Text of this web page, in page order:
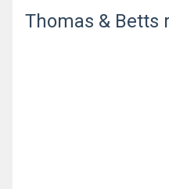
Thomas & Betts